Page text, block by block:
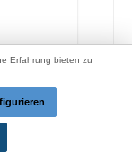
18W
Erfahrung bieten zu